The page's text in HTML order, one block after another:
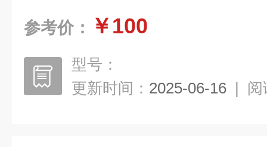
参考价： ￥100
型号：
更新时间： 2025-06-16 | 阅